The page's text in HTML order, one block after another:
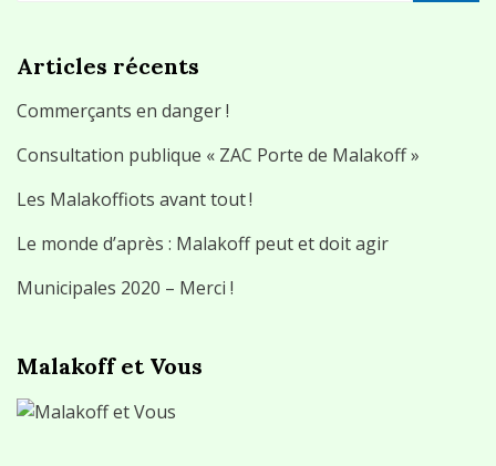
Articles récents
Commerçants en danger !
Consultation publique « ZAC Porte de Malakoff »
Les Malakoffiots avant tout !
Le monde d’après : Malakoff peut et doit agir
Municipales 2020 – Merci !
Malakoff et Vous